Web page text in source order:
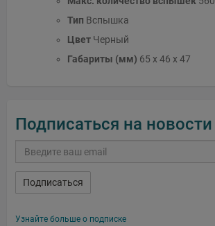
Тип Вспышка
ЦветЧерный
Габариты (мм) 65 x 46 x 47
Подписаться на новости
Подписаться
Узнайте больше о подписке